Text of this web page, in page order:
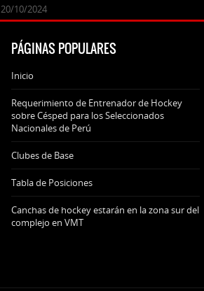
24/09/2025
07/11/2024
20/10/2024
20/10/2024
PÁGINAS POPULARES
Inicio
Requerimiento de Entrenador de Hockey
sobre Césped para los Seleccionados
Nacionales de Perú
Clubes de Base
Tabla de Posiciones
Canchas de hockey estarán en la zona sur del
complejo en VMT